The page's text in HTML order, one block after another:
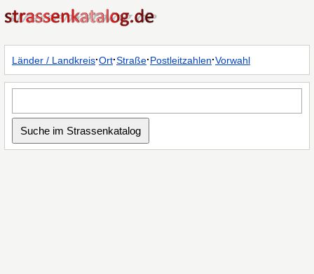
Länder / Landkreis·Ort·Straße·Postleitzahlen·Vorwahl